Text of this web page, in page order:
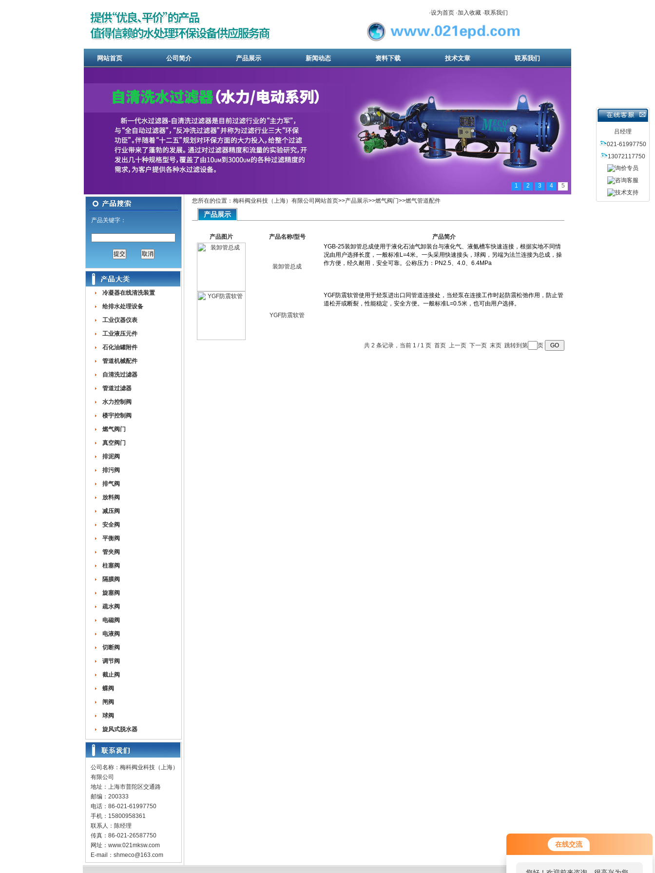
在线交流
·设为首页 ·加入收藏 ·联系我们
网站首页 公司简介 产品展示 新闻动态 资料下载 技术文章 联系我们
1 2 3 4 5
吕经理
021-61997750
13072117750
产品关键字：
冷凝器在线清洗装置
给排水处理设备
工业仪器仪表
工业液压元件
石化油罐附件
管道机械配件
自清洗过滤器
管道过滤器
水力控制阀
楼宇控制阀
燃气阀门
真空阀门
排泥阀
排污阀
排气阀
放料阀
减压阀
安全阀
平衡阀
管夹阀
柱塞阀
隔膜阀
旋塞阀
疏水阀
电磁阀
电液阀
切断阀
调节阀
截止阀
蝶阀
闸阀
球阀
旋风式脱水器
公司名称：梅科阀业科技（上海）
有限公司
地址：上海市普陀区交通路
邮编：200333
电话：86-021-61997750
手机：15800958361
联系人：陈经理
传真：86-021-26587750
网址： www.021mksw.com
E-mail： shmeco@163.com
您所在的位置：梅科阀业科技（上海）有限公司网站首页>>产品展示>>燃气阀门>>燃气管道配件
产品展示
产品图片 产品名称/型号 产品简介
装卸管总成
YGF防震软管
共 2 条记录，当前 1 / 1 页 首页 上一页 下一页 末页 跳转到第 页